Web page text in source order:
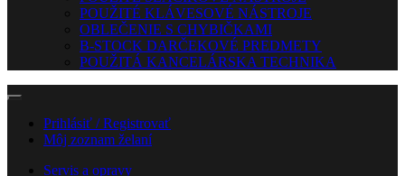
POUŽITÉ KLÁVESOVÉ NÁSTROJE
OBLEČENIE S CHYBIČKAMI
B-STOCK DARČEKOVÉ PREDMETY
POUŽITÁ KANCELÁRSKA TECHNIKA
Prihlásiť / Registrovať
Môj zoznam želaní
Servis a opravy